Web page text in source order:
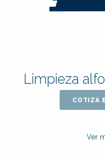
Limpieza
COTIZA
Ver